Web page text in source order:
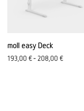
moll easy Deck
193,00 €- 208,00 €